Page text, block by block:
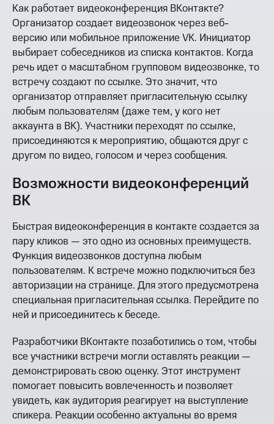
Как работает видеоконференция ВКонтакте?
Организатор создает видеозвонок через веб-
версию или мобильное приложение VK. Инициатор
выбирает собеседников из списка контактов. Когда
речь идет о масштабном групповом видеозвонке, то
встречу создают по ссылке. Это значит, что
организатор отправляет пригласительную ссылку
любым пользователям (даже тем, у кого нет
аккаунта в ВК). Участники переходят по ссылке,
присоединяются к мероприятию, общаются друг с
другом по видео, голосом и через сообщения.
Возможности видеоконференций
ВК
Быстрая видеоконференция в контакте создается за
пару кликов — это одно из основных преимуществ.
Функция видеозвонков доступна любым
пользователям. К встрече можно подключиться без
авторизации на странице. Для этого предусмотрена
специальная пригласительная ссылка. Перейдите по
ней и присоединитесь к беседе.
Разработчики ВКонтакте позаботились о том, чтобы
все участники встречи могли оставлять реакции —
демонстрировать свою оценку. Этот инструмент
помогает повысить вовлеченность и позволяет
увидеть, как аудитория реагирует на выступление
спикера. Реакции особенно актуальны во время